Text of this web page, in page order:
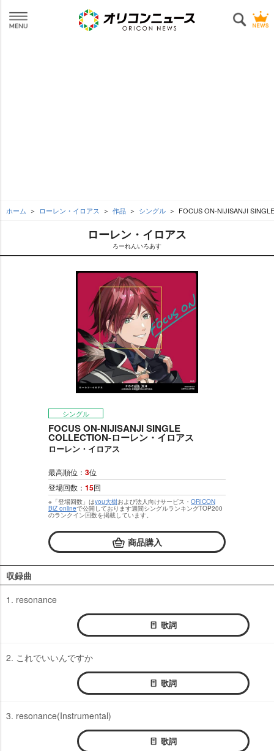
ホーム ローレン・イロアス 作品 シングル FOCUS ON-NIJISANJI
ローレン・イロアス
ろーれんいろあす
シングル
FOCUS ON-NIJISANJI SINGLE
COLLECTION-ローレン・イロアス
ローレン・イロアス
最高順位： 3位
登場回数： 15回
※「登場回数」はyou大樹および法人向けサービス・ ORICON
BiZ onlineで公開しております週間シングルランキングTOP200
のランクイン回数を掲載しています。
商品購入
収録曲
1. resonance
歌詞
2. これでいいんですか
歌詞
3. resonance(Instrumental)
歌詞